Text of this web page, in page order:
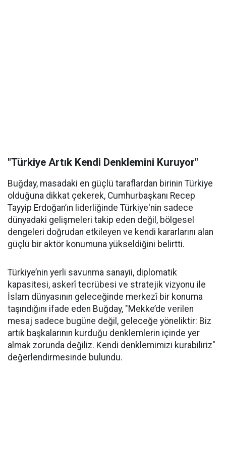
"Türkiye Artık Kendi Denklemini Kuruyor"
Buğday, masadaki en güçlü taraflardan birinin Türkiye
olduğuna dikkat çekerek, Cumhurbaşkanı Recep
Tayyip Erdoğan’ın liderliğinde Türkiye'nin sadece
dünyadaki gelişmeleri takip eden değil, bölgesel
dengeleri doğrudan etkileyen ve kendi kararlarını alan
güçlü bir aktör konumuna yükseldiğini belirtti.
Türkiye’nin yerli savunma sanayii, diplomatik
kapasitesi, askerî tecrübesi ve stratejik vizyonu ile
İslam dünyasının geleceğinde merkezî bir konuma
taşındığını ifade eden Buğday, "Mekke’de verilen
mesaj sadece bugüne değil, geleceğe yöneliktir: Biz
artık başkalarının kurduğu denklemlerin içinde yer
almak zorunda değiliz. Kendi denklemimizi kurabiliriz"
değerlendirmesinde bulundu.